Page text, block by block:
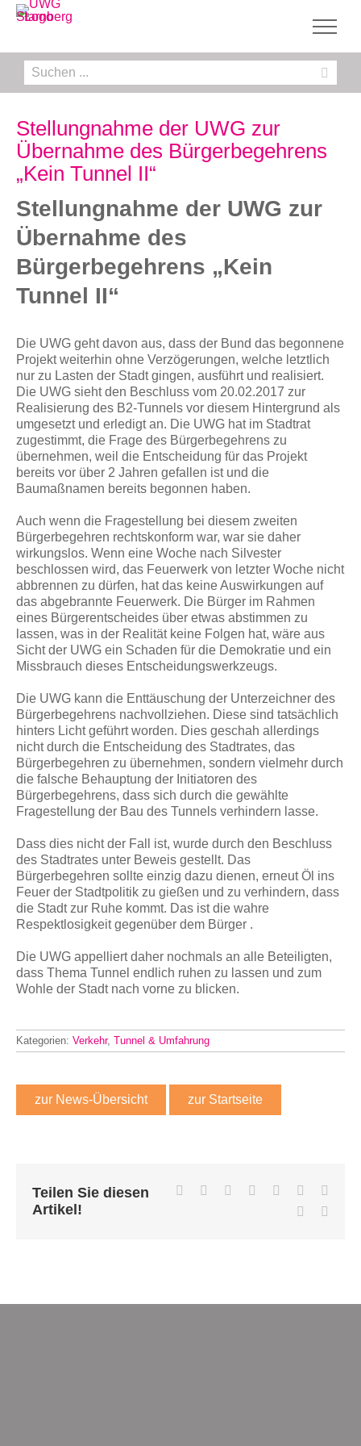
Zum
Inhalt
Suche
nach:
Stellungnahme der UWG zur
Übernahme des Bürgerbegehrens
„Kein Tunnel II“
Stellungnahme der UWG zur
Übernahme des
Bürgerbegehrens „Kein
Tunnel II“
Die UWG geht davon aus, dass der Bund das begonnene
Projekt weiterhin ohne Verzögerungen, welche letztlich
nur zu Lasten der Stadt gingen, ausführt und realisiert.
Die UWG sieht den Beschluss vom 20.02.2017 zur
Realisierung des B2-Tunnels vor diesem Hintergrund als
umgesetzt und erledigt an. Die UWG hat im Stadtrat
zugestimmt, die Frage des Bürgerbegehrens zu
übernehmen, weil die Entscheidung für das Projekt
bereits vor über 2 Jahren gefallen ist und die
Baumaßnamen bereits begonnen haben.
Auch wenn die Fragestellung bei diesem zweiten
Bürgerbegehren rechtskonform war, war sie daher
wirkungslos. Wenn eine Woche nach Silvester
beschlossen wird, das Feuerwerk von letzter Woche nicht
abbrennen zu dürfen, hat das keine Auswirkungen auf
das abgebrannte Feuerwerk. Die Bürger im Rahmen
eines Bürgerentscheides über etwas abstimmen zu
lassen, was in der Realität keine Folgen hat, wäre aus
Sicht der UWG ein Schaden für die Demokratie und ein
Missbrauch dieses Entscheidungswerkzeugs.
Die UWG kann die Enttäuschung der Unterzeichner des
Bürgerbegehrens nachvollziehen. Diese sind tatsächlich
hinters Licht geführt worden. Dies geschah allerdings
nicht durch die Entscheidung des Stadtrates, das
Bürgerbegehren zu übernehmen, sondern vielmehr durch
die falsche Behauptung der Initiatoren des
Bürgerbegehrens, dass sich durch die gewählte
Fragestellung der Bau des Tunnels verhindern lasse.
Dass dies nicht der Fall ist, wurde durch den Beschluss
des Stadtrates unter Beweis gestellt. Das
Bürgerbegehren sollte einzig dazu dienen, erneut Öl ins
Feuer der Stadtpolitik zu gießen und zu verhindern, dass
die Stadt zur Ruhe kommt. Das ist die wahre
Respektlosigkeit gegenüber dem Bürger .
Die UWG appelliert daher nochmals an alle Beteiligten,
dass Thema Tunnel endlich ruhen zu lassen und zum
Wohle der Stadt nach vorne zu blicken.
Kategorien: Verkehr, Tunnel & Umfahrung
zur News-Übersicht zur Startseite
Teilen Sie diesen
Artikel!
Facebook Reddit LinkedInWhatsApp
Tumblr